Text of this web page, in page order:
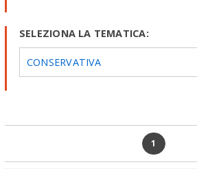
SELEZIONA LA TEMATICA:
CONSERVATIVA
1